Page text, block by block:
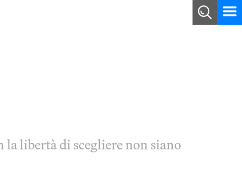
la libertà di scegliere non siano